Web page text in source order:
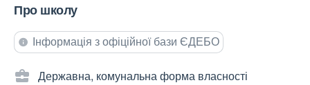
Про школу
Інформація з офіційної бази ЄДЕБО
Державна, комунальна форма власності